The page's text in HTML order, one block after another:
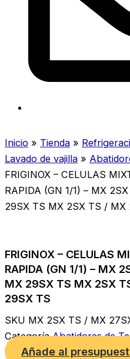
Inicio » Tienda »
Lavado de vajilla »
FRIGINOX – CELULAS
RAPIDA (GN 1/1) – MX
29SX TS MX 2SX TS /
FRIGINOX – CELULAS
RAPIDA (GN 1/1) – MX
MX 29SX TS MX 2SX
29SX TS
SKU MX 2SX TS / MX
Categoría Abatidores de
Añade al